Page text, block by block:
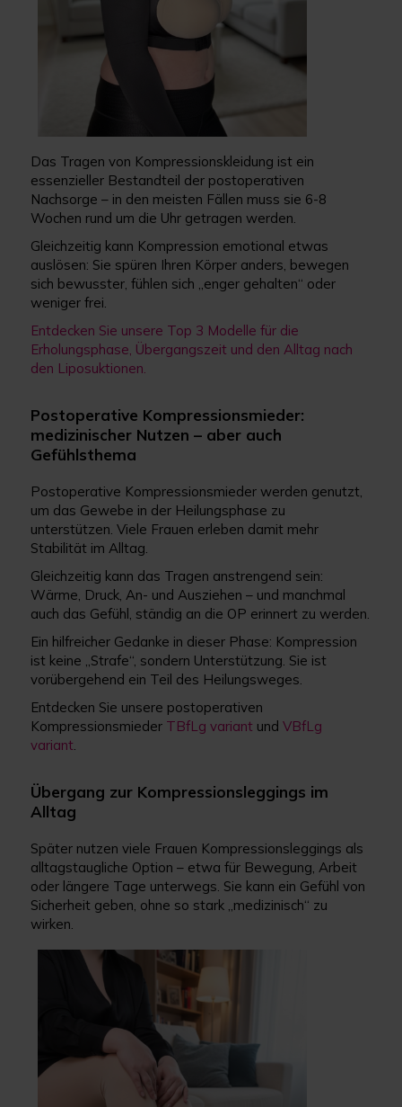
Das Tragen von Kompressionskleidung ist ein
essenzieller Bestandteil der postoperativen
Nachsorge – in den meisten Fällen muss sie 6-8
Wochen rund um die Uhr getragen werden.
Gleichzeitig kann Kompression emotional etwas
auslösen: Sie spüren Ihren Körper anders, bewegen
sich bewusster, fühlen sich „enger gehalten“ oder
weniger frei.
Entdecken Sie unsere Top 3 Modelle für die
Erholungsphase, Übergangszeit und den Alltag nach
den Liposuktionen.
Postoperative Kompressionsmieder:
medizinischer Nutzen – aber auch
Gefühlsthema
Postoperative Kompressionsmieder werden genutzt,
um das Gewebe in der Heilungsphase zu
unterstützen. Viele Frauen erleben damit mehr
Stabilität im Alltag.
Gleichzeitig kann das Tragen anstrengend sein:
Wärme, Druck, An- und Ausziehen – und manchmal
auch das Gefühl, ständig an die OP erinnert zu werden.
Ein hilfreicher Gedanke in dieser Phase: Kompression
ist keine „Strafe“, sondern Unterstützung. Sie ist
vorübergehend ein Teil des Heilungsweges.
Entdecken Sie unsere postoperativen
Kompressionsmieder TBfLg variant undVBfLg
variant.
Übergang zur Kompressionsleggings im
Alltag
Später nutzen viele Frauen Kompressionsleggings als
alltagstaugliche Option – etwa für Bewegung, Arbeit
oder längere Tage unterwegs. Sie kann ein Gefühl von
Sicherheit geben, ohne so stark „medizinisch“ zu
wirken.